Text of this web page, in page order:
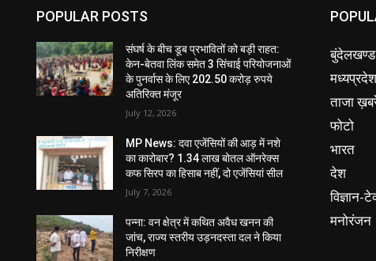
POPULAR POSTS
संघर्ष के बीच डूब प्रभावितों को बड़ी राहत:
केन-बेतवा लिंक समेत 3 सिंचाई परियोजनाओं
के पुनर्वास के लिए 202.50 करोड़ रुपये
अतिरिक्त मंजूर
July 12, 2026
MP News: दवा एजेंसियों की आड़ में नशे
का कारोबार? 1.34 लाख बोतल ऑनरेक्स
कफ सिरप का हिसाब नहीं, दो एजेंसियां सील
July 7, 2026
पन्ना: वन क्षेत्र में कथित अवैध खनन की
जांच, राज्य स्तरीय उड़नदस्ता दल ने किया
निरीक्षण
बुंदेलखण्ड
मध्यप्रदेश
ताजा
फोटो
भारत
देश
विज्ञान-
मनोरंजन